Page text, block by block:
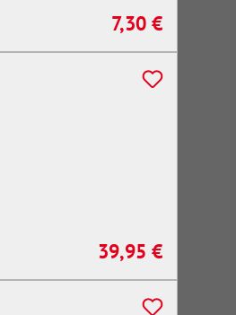
Regulärer Preis:
7,30 €
Regulärer Preis:
39,95 €